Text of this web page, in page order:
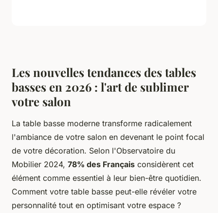
Les nouvelles tendances des tables
basses en 2026 : l'art de sublimer
votre salon
La table basse moderne transforme radicalement
l'ambiance de votre salon en devenant le point focal
de votre décoration. Selon l'Observatoire du
Mobilier 2024, 78% des Français considèrent cet
élément comme essentiel à leur bien-être quotidien.
Comment votre table basse peut-elle révéler votre
personnalité tout en optimisant votre espace ?